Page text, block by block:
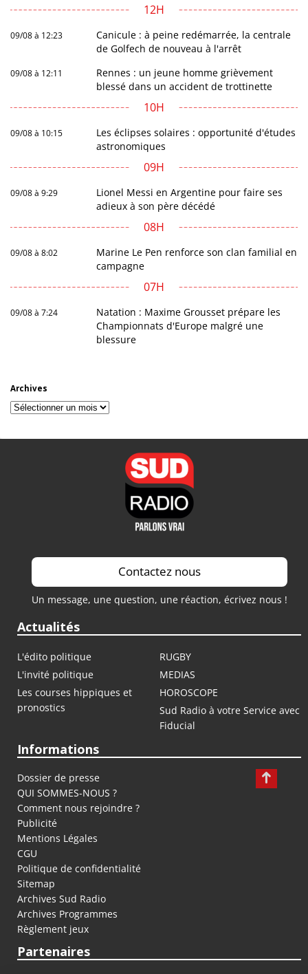
12H
09/08 à 12:23
Canicule : à peine redémarrée, la centrale
de Golfech de nouveau à l'arrêt
09/08 à 12:11
Rennes : un jeune homme grièvement
blessé dans un accident de trottinette
10H
09/08 à 10:15
Les éclipses solaires : opportunité d'études
astronomiques
09H
09/08 à 9:29
Lionel Messi en Argentine pour faire ses
adieux à son père décédé
08H
09/08 à 8:02
Marine Le Pen renforce son clan familial en
campagne
07H
09/08 à 7:24
Natation : Maxime Grousset prépare les
Championnats d'Europe malgré une
blessure
Archives
Archives
Contactez nous
Un message, une question, une réaction, écrivez nous !
Actualités
L'édito politique
RUGBY
L'invité politique
MEDIAS
Les courses hippiques et
pronostics
HOROSCOPE
Sud Radio à votre Service avec
Fiducial
Informations
Dossier de presse
QUI SOMMES-NOUS ?
Comment nous rejoindre ?
Publicité
Mentions Légales
CGU
Politique de confidentialité
Sitemap
Archives Sud Radio
Archives Programmes
Règlement jeux
Partenaires